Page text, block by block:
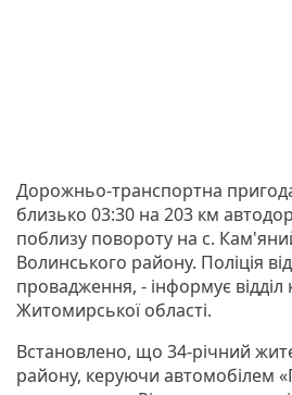
Дорожньо-транспортна
близько 03:30 на 203 км
поблизу повороту на с.
Волинського району. Поліція
провадження, - інформує відділ
Житомирської області.
Встановлено, що 34-річний
району, керуючи автомобілем